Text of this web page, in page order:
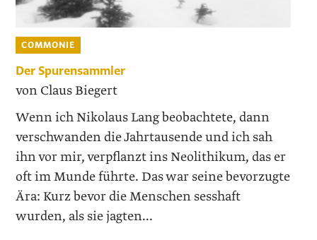
COMMONIE
Der Spurensammler
von Claus Biegert
Wenn ich Nikolaus Lang beobachtete, dann
verschwanden die Jahrtausende und ich sah
ihn vor mir, verpflanzt ins Neolithikum, das er
oft im Munde führte. Das war seine bevorzugte
Ära: Kurz bevor die Menschen sesshaft
wurden, als sie jagten...